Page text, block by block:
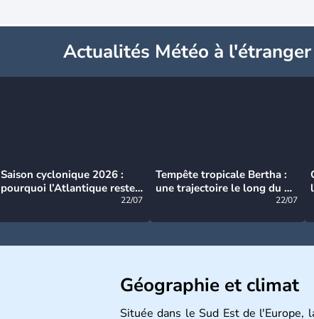
Actualités Météo à l'étranger
Saison cyclonique 2026 :
pourquoi l’Atlantique reste
22/07
Tempête tropicale Bertha :
une trajectoire le long du du
22/07
Géographie et climat
Située dans le Sud Est de l'Europe,